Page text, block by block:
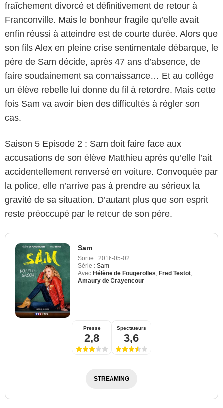
fraîchement divorcé et définitivement de retour à
Franconville. Mais le bonheur fragile qu’elle avait
enfin réussi à atteindre est de courte durée. Alors que
son fils Alex en pleine crise sentimentale débarque, le
père de Sam décide, après 47 ans d’absence, de
faire soudainement sa connaissance… Et au collège
un élève rebelle lui donne du fil à retordre. Mais cette
fois Sam va avoir bien des difficultés à régler son
cas.
Saison 5 Episode 2 : Sam doit faire face aux
accusations de son élève Matthieu après qu’elle l’ait
accidentellement renversé en voiture. Convoquée par
la police, elle n’arrive pas à prendre au sérieux la
gravité de sa situation. D’autant plus que son esprit
reste préoccupé par le retour de son père.
Sam
Sortie : 2016-05-02
Série : Sam
Avec Hélène de Fougerolles Fred Testot
Amaury de Crayencour
Presse
2,8
Spectateurs
3,6
STREAMING